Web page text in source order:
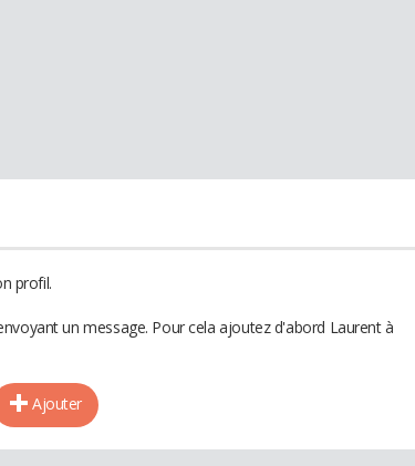
profil.
un message. Pour cela ajoutez d'abord Laurent à
Ajouter